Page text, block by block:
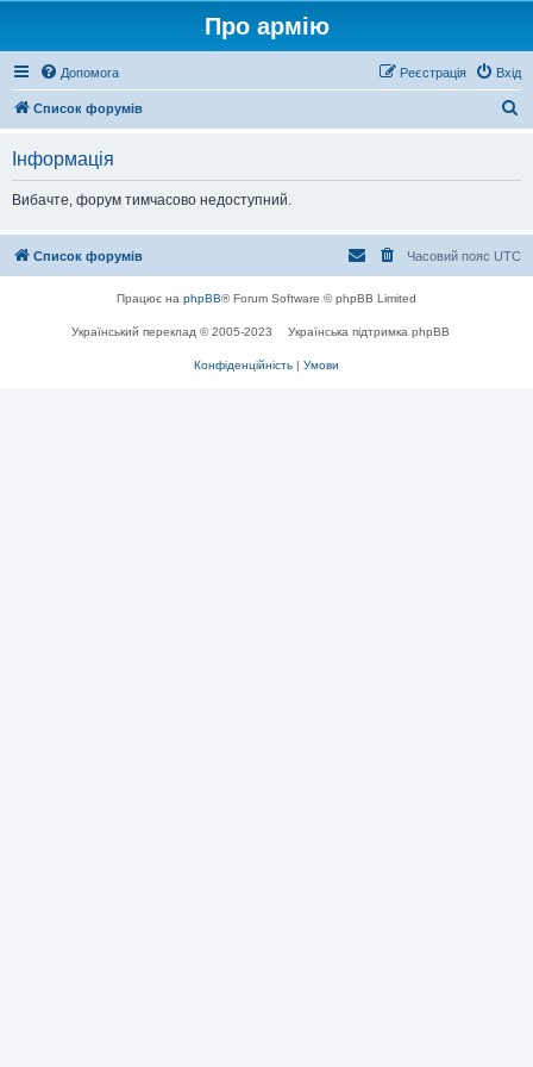
Про армію
Допомога Вхід
Реєстрація
Список форумів
Інформація
Вибачте, форум тимчасово недоступний.
Список форумів Часовий пояс UTC
Працює на phpBB® Forum Software © phpBB Limited
Український переклад © 2005-2023 Українська підтримка phpBB
Конфіденційність | Умови